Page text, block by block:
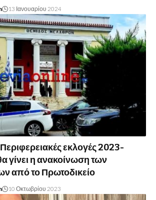
13 Ιανουαρίου 2024
εκλογές 2023-
γίνει η ανακοίνωση των
από το Πρωτοδικείο
10 Οκτωβρίου 2023